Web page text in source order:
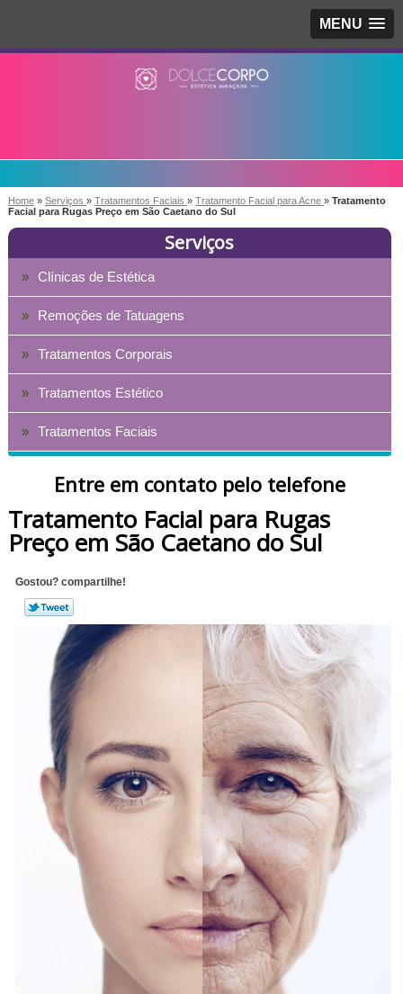
MENU
Home » Serviços » Tratamentos Faciais » Tratamento Facial para Acne » Tratamento
Facial para Rugas Preço em São Caetano do Sul
Serviços
Clínicas de Estética
Remoções de Tatuagens
Tratamentos Corporais
Tratamentos Estético
Tratamentos Faciais
Entre em contato pelo telefone
Tratamento Facial para Rugas
Preço em São Caetano do Sul
Gostou? compartilhe!